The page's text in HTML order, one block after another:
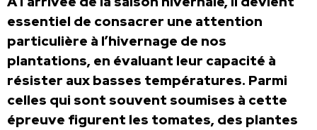
essentiel de consacrer une attention
particulière à l’hivernage de nos
plantations, en évaluant leur capacité à
résister aux basses températures. Parmi
celles qui sont souvent soumises à cette
épreuve figurent les tomates, des plantes